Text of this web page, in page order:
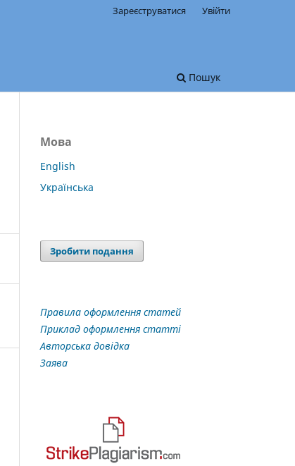
Пошук
Зареєструватися Увійти
Мова
English
Українська
Зробити подання
Правила оформлення статей
Приклад оформлення статті
Авторська довідка
Заява